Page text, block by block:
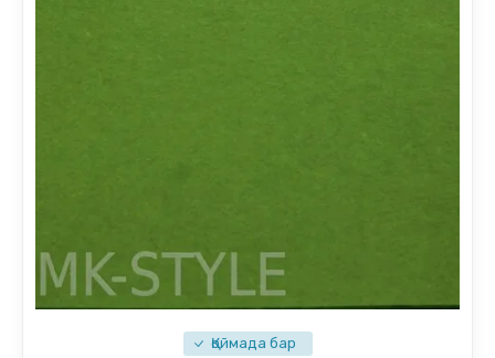
Қоймада бар